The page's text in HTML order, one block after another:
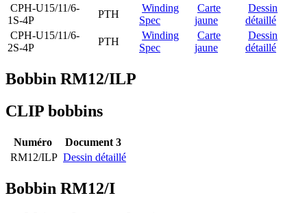
CPH-U15/11/6-
1S-4P
PTH
Winding
Spec
Carte
jaune
Dessin
détaillé
CPH-U15/11/6-
2S-4P
PTH
Winding
Spec
Carte
jaune
Dessin
détaillé
Bobbin RM12/ILP
CLIP bobbins
Numéro
Document 3
RM12/ILP Dessin détaillé
Bobbin RM12/I